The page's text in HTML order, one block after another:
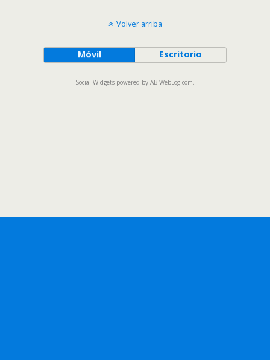
Volver arriba
Móvil Escritorio
Social Widgets powered by AB-WebLog.com.